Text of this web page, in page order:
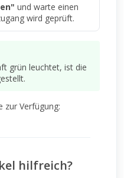
und warte einen
wird geprüft.
grün leuchtet, ist die
zur Verfügung:
hilfreich?